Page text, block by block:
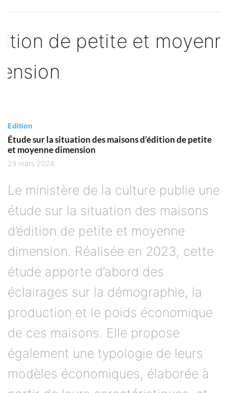
Étude sur la situation des maisons d’édition de petite
et moyenne dimension
29 mars 2024
étude sur la situation des maisons
d’édition de petite et moyenne
dimension. Réalisée en 2023, cette
étude apporte d’abord des
éclairages sur la démographie, la
production et le poids économique
de ces maisons. Elle propose
également une typologie de leurs
modèles économiques, élaborée à
partir de leurs caractéristiques, et